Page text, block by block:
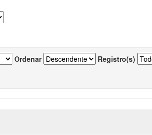
Ordenar Registro(s)